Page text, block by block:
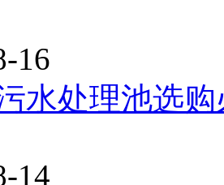
16
水处理池选
14